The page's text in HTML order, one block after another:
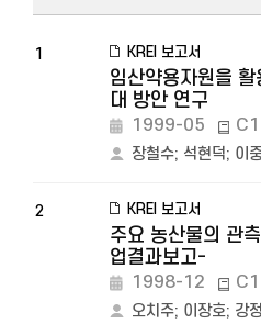
1 KREI 보고서
임산약용자원을
대 방안 연구
1999-05
장철수; 석현덕; 이
2 KREI 보고서
주요 농산물의 관
업결과보고-
1998-12
오치주; 이장호; 강